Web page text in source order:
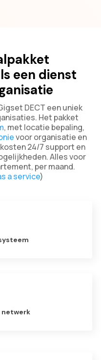
een dienst
DECT een uniek
Het pakket
, met locatie bepaling,
voor organisatie en
24/7 support en
Alles voor
per maand.
a service)
netwerk